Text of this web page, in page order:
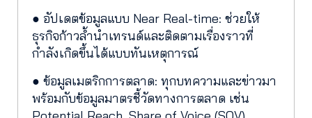
● อัปเดตข้อมูลแบบ Near Real-time: ช่วยให้
ธุรกิจก้าวล้ำนำเทรนด์และติดตามเรื่องราวที่
กำลังเกิดขึ้นได้แบบทันเหตุการณ์
● ข้อมูลเมตริกการตลาด: ทุกบทความและข่าวมา
พร้อมกับข้อมูลมาตรชี้วัดทางการตลาด เช่น